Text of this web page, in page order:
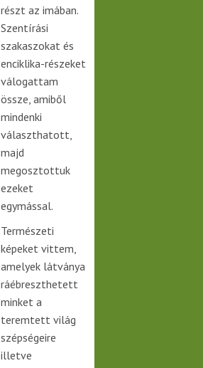
részt az imában.
Szentírási
szakaszokat és
enciklika-részeket
válogattam
össze, amiből
mindenki
választhatott,
majd
megosztottuk
ezeket
egymással.
Természeti
képeket vittem,
amelyek látványa
ráébreszthetett
minket a
teremtett világ
szépségeire
illetve